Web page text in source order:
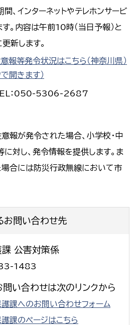
、インターネットやテレホンサービ
。内容は午前10時（当日予報）と
新します。
報等発令状況はこちら（神奈川県）
開きます）
：050-5306-2687
報が発令された場合、小学校・中
に対し、発令情報を提供します。ま
場合には防災行政無線において市
お問い合わせ先
課 公害対策係
33-1483
問い合わせは次のリンクから
護課へのお問い合わせフォーム
課のページはこちら